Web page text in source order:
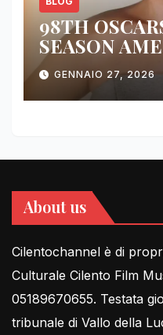
98TH
SEASON
FOR THIRD
GENNAIO 27, 2026
About us
Cilentochannel è di
Culturale Cilento Film
05189670655. Testata
tribunale di Vallo della